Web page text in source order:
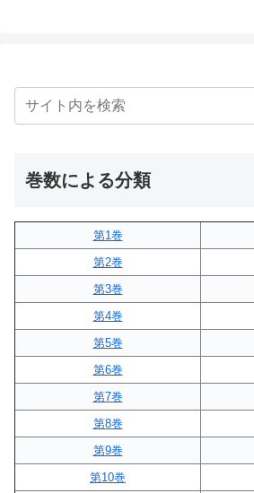
巻数による分類
第1巻
第2巻
第3巻
第4巻
第5巻
第6巻
第7巻
第8巻
第9巻
第10巻